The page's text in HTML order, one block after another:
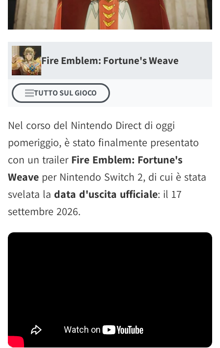
Fire Emblem: Fortune's Weave
TUTTO SUL GIOCO
Nel corso del Nintendo Direct di oggi
pomeriggio, è stato finalmente presentato
con un trailer Fire Emblem: Fortune's
Weave per Nintendo Switch 2, di cui è stata
svelata la data d'uscita ufficiale: il 17
settembre 2026.